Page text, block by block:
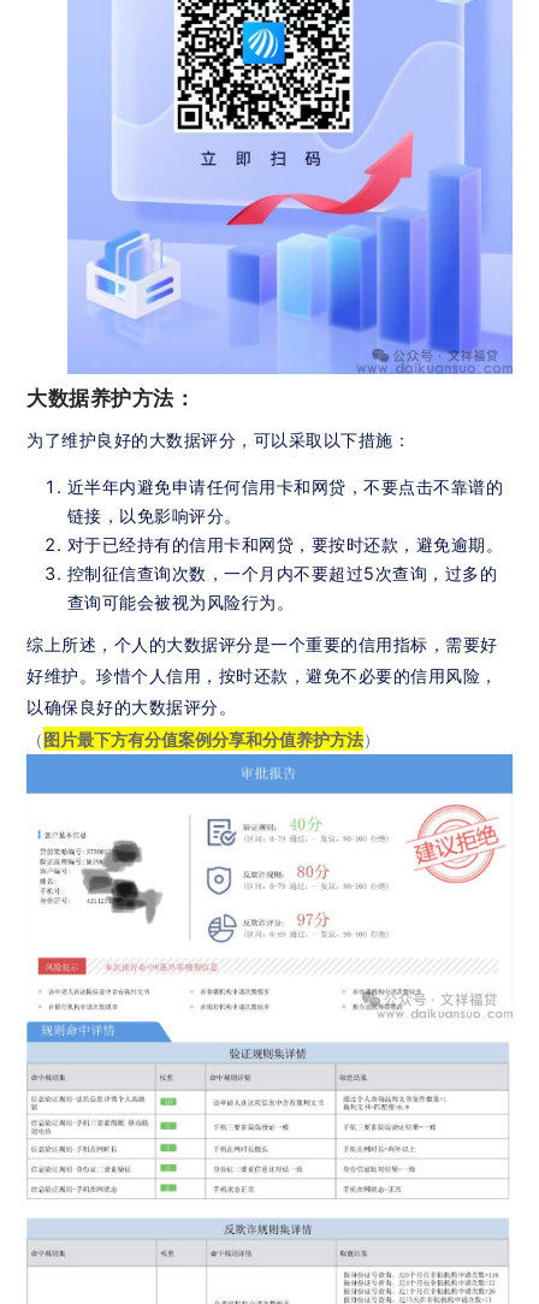
大数据养护方法：
为了维护良好的大数据评分，可以采取以下措施：
近半年内避免申请任何信用卡和网贷，不要点击不靠谱的
链接，以免影响评分。
对于已经持有的信用卡和网贷，要按时还款，避免逾期。
控制征信查询次数，一个月内不要超过5次查询，过多的
查询可能会被视为风险行为。
综上所述，个人的大数据评分是一个重要的信用指标，需要好
好维护。珍惜个人信用，按时还款，避免不必要的信用风险，
以确保良好的大数据评分。
（图片最下方有分值案例分享和分值养护方法）